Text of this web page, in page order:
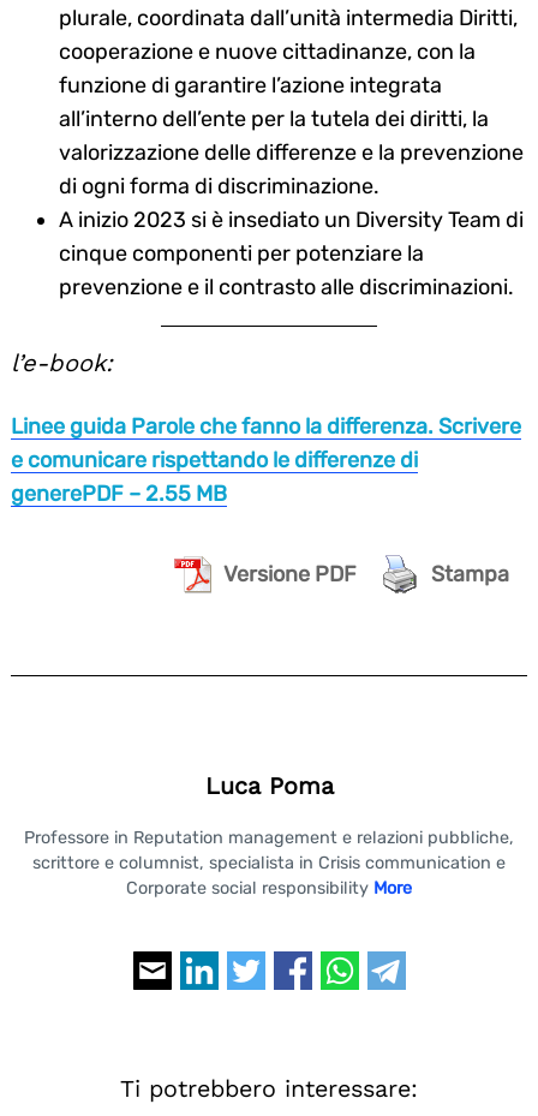
plurale, coordinata dall’unità intermedia Diritti,
cooperazione e nuove cittadinanze, con la
funzione di garantire l’azione integrata
all’interno dell’ente per la tutela dei diritti, la
valorizzazione delle differenze e la prevenzione
di ogni forma di discriminazione.
A inizio 2023 si è insediato un Diversity Team di
cinque componenti per potenziare la
prevenzione e il contrasto alle discriminazioni.
l’e-book:
Linee guida Parole che fanno la differenza. Scrivere
e comunicare rispettando le differenze di
generePDF – 2.55 MB
Versione PDF Stampa
Luca Poma
Professore in Reputation management e relazioni pubbliche,
scrittore e columnist, specialista in Crisis communication e
Corporate social responsibility More
Ti potrebbero interessare: